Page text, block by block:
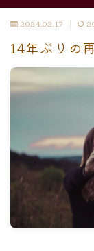
2024.02.17
14年ぶりの